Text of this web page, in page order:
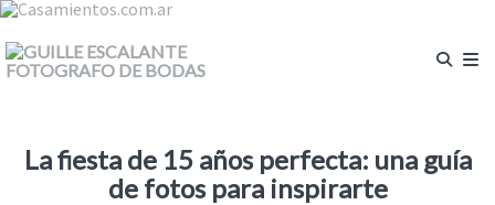
La fiesta de 15 años perfecta: una guía
de fotos para inspirarte